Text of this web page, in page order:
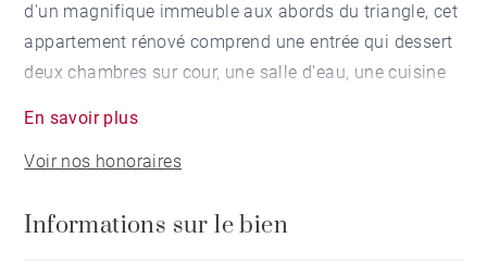
d'un magnifique immeuble aux abords du triangle, cet
appartement rénové comprend une entrée qui dessert
deux chambres sur cour, une salle d'eau, une cuisine
à manger ainsi qu'un salon. Une grande cave voutée
complète ce bien rénové aux prestations anciennes
En savoir plus
Voir nos honoraires
Informations sur le bien